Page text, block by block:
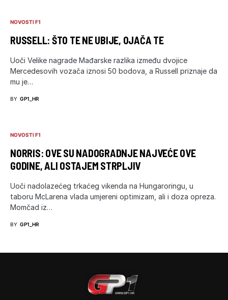
NOVOSTI F1
RUSSELL: ŠTO TE NE UBIJE, OJAČA TE
Uoči Velike nagrade Mađarske razlika između dvojice
Mercedesovih vozača iznosi 50 bodova, a Russell priznaje da
mu je…
BY GP1_HR
NOVOSTI F1
NORRIS: OVE SU NADOGRADNJE NAJVEĆE OVE
GODINE, ALI OSTAJEM STRPLJIV
Uoči nadolazećeg trkaćeg vikenda na Hungaroringu, u
taboru McLarena vlada umjereni optimizam, ali i doza opreza.
Momčad iz…
BY GP1_HR